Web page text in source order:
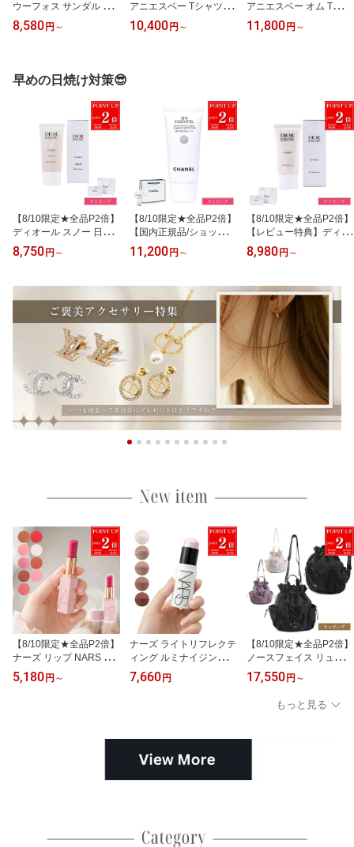
ウーフォス サンダル リ
カバリーサンダル Oorigi
nal 1000 ウーオリジナル
ーズ 男女兼用 メンズ レ
ディース ブランド 正規
品 新品 ギフト プレゼン
ト 女性 男性 誕生日 ジム
8,580 円 ～
アニエスベー Tシャツ 半
袖 トップス カットソー
コットン ロゴ シンプル a
女 女友達 S137 TS 夏物
10,400 円 ～
アニエスベー オム Tシャ
ツ 半袖 トップス カット
ソー ロゴ シンプル トッ
プレゼント 女性 女友達
誕生日 S137 TS 夏 夏物
11,800 円 ～
早めの日焼け対策😎
【8/10限定★全品P2倍】
ディオール スノー 日焼
け止め スノー UVシール
ド トーンアップ 50+ SP
地 UV 対策 ケア コスメ
化粧品 ブランド 正規品
新品 ギフト プレゼント
女性 女友達 誕生日 日焼
け対策 夏 海 外出 デパコ
8,750 円 ～
【8/10限定★全品P2倍】
【国内正規品/ショッパー
無料】 シャネル 日焼け
止め CHANEL UV エサン
PF 50 PA++++ UV対策
コスメ 化粧品 ブランド
ギフト プレゼント 女性
女友達 誕生日 日焼け対
策 夏 海 プール 外出 新品
正規品 デパコス
11,200 円 ～
【8/10限定★全品P2倍】
【レビュー特典】ディオ
ール スノー UVシールド
日焼け止め乳液 50+ SPF
ターレジスタンス 日焼け
止め 乳液 UV 対策 ケア
コスメ 化粧品 UVケア ブ
ランド ギフト プレゼン
ト 女性 女友達 誕生日 日
焼け対策 夏 海 正規品
8,980 円 ～
【8/10限定★全品P2倍】
ナーズ リップ NARS ア
フターグロー リップバー
ム N 3g nars AFTERGLO
発色 レディース ブラン
5,180円 ～
ナーズ ライトリフレクテ
ィング ルミナイジングス
ティック 7g スティック
ハイライト NARS LIGHT
ス コスメ 化粧品 レディ
ース ブランド 正規品 新
品 ギフト プレゼント 誕
生日 誕プレ 女友達 彼女
7,660円
【8/10限定★全品P2倍】
ノースフェイス リュック
レディース THE NORTH
FACE ノースフェイス
ザ・ノース・フェイス B
ONNEY PACK M ボニー
N2PR61韓国 メンズ ブ
プレ 彼女 女友達
17,550円 ～
もっと見る